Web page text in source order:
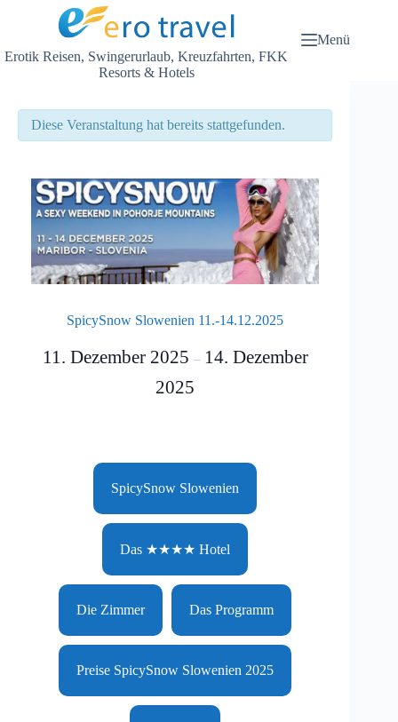
Erotik Reisen, Swingerurlaub, Kreuzfahrten, FKK
Resorts & Hotels
Menü
Diese Veranstaltung hat bereits stattgefunden.
SpicySnow Slowenien 11.-14.12.2025
11. Dezember 2025 – 14. Dezember
2025
SpicySnow Slowenien
Das ★★★★ Hotel
Die Zimmer Das Programm
Preise SpicySnow Slowenien 2025